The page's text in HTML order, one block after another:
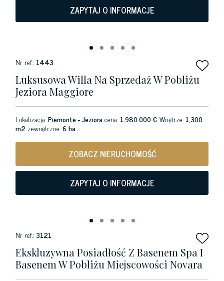
ZAPYTAJ O INFORMACJE
Nr ref.: 1443
Luksusowa Willa Na Sprzedaż W Pobliżu
Jeziora Maggiore
Lokalizacja:Piemonte - Jezioracena: 1.980.000 € Wnętrze: 1,300
m2 zewnętrzne:6 ha
ZOBACZ NIERUCHOMOŚĆ
ZAPYTAJ O INFORMACJE
Nr ref.:3121
Ekskluzywna Posiadłość Z Basenem Spa I
Basenem W Pobliżu Miejscowości Novara